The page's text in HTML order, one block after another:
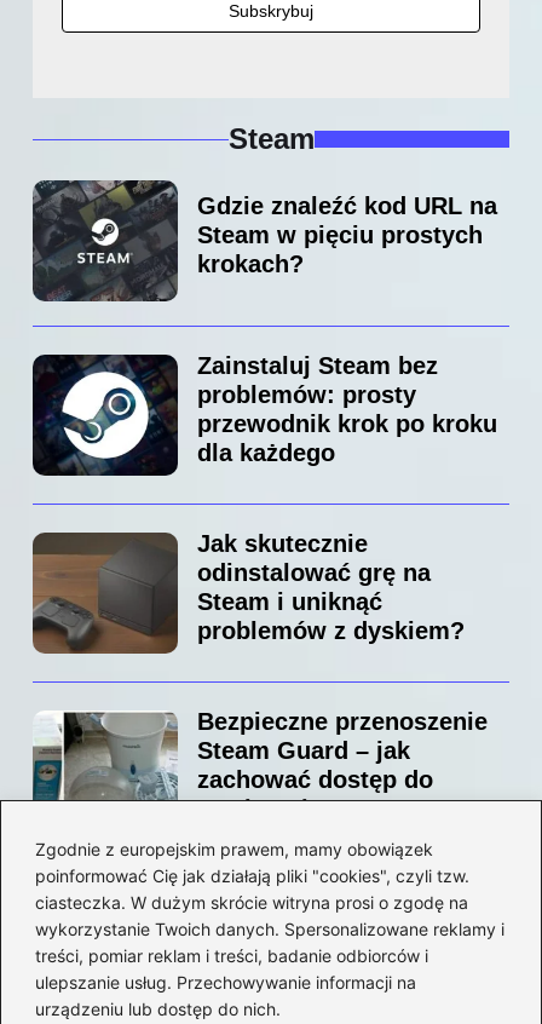
Zgodnie z europejskim prawem, mamy obowiązek
poinformować Cię jak działają pliki "cookies", czyli tzw.
ciasteczka. W dużym skrócie witryna prosi o zgodę na
wykorzystanie Twoich danych. Spersonalizowane reklamy i
treści, pomiar reklam i treści, badanie odbiorców i
ulepszanie usług. Przechowywanie informacji na
urządzeniu lub dostęp do nich.
Steam
Gdzie znaleźć kod URL na
Steam w pięciu prostych
krokach?
Zainstaluj Steam bez
problemów: prosty
przewodnik krok po kroku
dla każdego
Jak skutecznie
odinstalować grę na
Steam i uniknąć
problemów z dyskiem?
Bezpieczne przenoszenie
Steam Guard – jak
zachować dostęp do
swojego konta?
Jak bez stresu zmienić
adres email na Steam –
prosty przewodnik krok po
kroku